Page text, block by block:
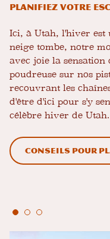
Planifiez votre
Ici, à Utah, l'hiver est
neige tombe, notre
avec joie la
poudreuse sur nos
recouvrant les
d'être d'ici pour s'y
célèbre hiver de Utah.
Conseils pour